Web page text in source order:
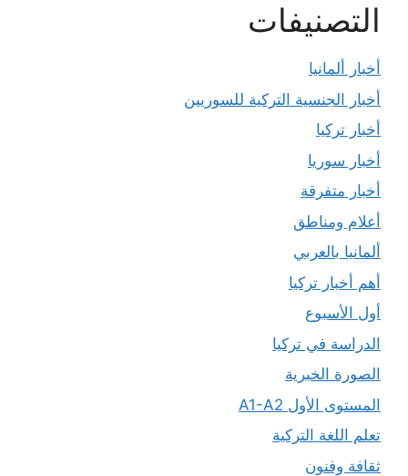
التصنيفات
أخبار ألمانيا
أخبار الجنسية التركية للسوريين
أخبار تركيا
أخبار سوريا
أخبار متفرقة
أعلام ومناطق
ألمانيا بالعربي
أهم أخبار تركيا
أول الأسبوع
الدراسة في تركيا
الصورة الخبرية
المستوى الأول A1-A2
تعلم اللغة التركية
ثقافة وفنون